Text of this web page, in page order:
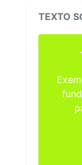
TEXTO